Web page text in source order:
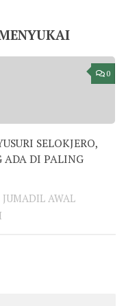
0
SELOKJERO,
ADA DI PALING
JUMADIL AWAL